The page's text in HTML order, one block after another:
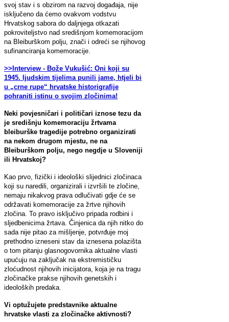
svoj stav i s obzirom na razvoj događaja, nije
isključeno da ćemo ovakvom vodstvu
Hrvatskog sabora do daljnjega otkazati
pokroviteljstvo nad središnjom komemoracijom
na Bleiburškom polju, znači i odreći se njihovog
sufinanciranja komemoracije.
>>Interview - Bože Vukušić: Oni koji su
1945. ljudskim tijelima punili jame, htjeli bi
u „crne rupe“ hrvatske historigrafije
pohraniti istinu o svojim zločinima!
Neki povjesničari i političari iznose tezu da
je središnju komemoraciju žrtvama
bleiburške tragedije potrebno organizirati
na nekom drugom mjestu, ne na
Bleiburškom polju, nego negdje u Sloveniji
ili Hrvatskoj?
Kao prvo, fizički i ideološki slijednici zločinaca
koji su naredili, organizirali i izvršili te zločine,
nemaju nikakvog prava odlučivati gdje će se
održavati komemoracije za žrtve njihovih
zločina. To pravo isključivo pripada rodbini i
sljedbenicima žrtava. Činjenica da njih nitko do
sada nije pitao za mišljenje, potvrđuje moj
prethodno izneseni stav da iznesena polazišta
o tom pitanju glasnogovornika aktualne vlasti
upućuju na zaključak na ekstremističku
zloćudnost njihovih inicijatora, koja je na tragu
zločinačke prakse njihovih genetskih i
ideoloških predaka.
Vi optužujete predstavnike aktualne
hrvatske vlasti za zločinačke aktivnosti?